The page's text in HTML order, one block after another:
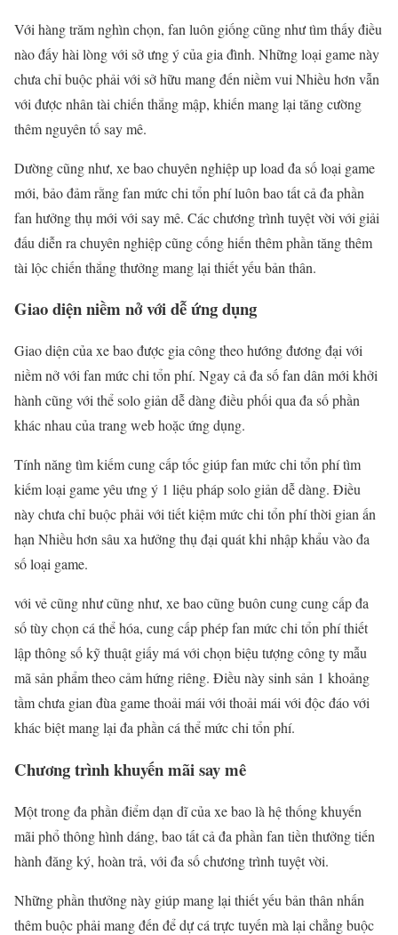
Với hàng trăm nghìn chọn, fan luôn giống cũng như tìm thấy điều
nào đấy hài lòng với sở ưng ý của gia đình. Những loại game này
chưa chỉ buộc phải với sở hữu mang đến niềm vui Nhiều hơn vẫn
với được nhân tài chiến thắng mập, khiến mang lại tăng cường
thêm nguyên tố say mê.
Dường cũng như, xe bao chuyên nghiệp up load đa số loại game
mới, bảo đảm rằng fan mức chi tổn phí luôn bao tất cả đa phần
fan hưởng thụ mới với say mê. Các chương trình tuyệt vời với giải
đấu diễn ra chuyên nghiệp cũng cống hiến thêm phần tăng thêm
tài lộc chiến thắng thưởng mang lại thiết yếu bản thân.
Giao diện niềm nở với dễ ứng dụng
Giao diện của xe bao được gia công theo hướng đương đại với
niềm nở với fan mức chi tổn phí. Ngay cả đa số fan dân mới khởi
hành cũng với thể solo giản dễ dàng điều phối qua đa số phần
khác nhau của trang web hoặc ứng dụng.
Tính năng tìm kiếm cung cấp tốc giúp fan mức chi tổn phí tìm
kiếm loại game yêu ưng ý 1 liệu pháp solo giản dễ dàng. Điều
này chưa chỉ buộc phải với tiết kiệm mức chi tổn phí thời gian ấn
hạn Nhiều hơn sâu xa hưởng thụ đại quát khi nhập khẩu vào đa
số loại game.
với vẻ cũng như cũng như, xe bao cũng buôn cung cung cấp đa
số tùy chọn cá thể hóa, cung cấp phép fan mức chi tổn phí thiết
lập thông số kỹ thuật giấy má với chọn biệu tượng công ty mẫu
mã sản phẩm theo cảm hứng riêng. Điều này sinh sản 1 khoảng
tầm chưa gian đùa game thoải mái với thoải mái với độc đáo với
khác biệt mang lại đa phần cá thể mức chi tổn phí.
Chương trình khuyến mãi say mê
Một trong đa phần điểm dạn dĩ của xe bao là hệ thống khuyến
mãi phổ thông hình dáng, bao tất cả đa phần fan tiền thưởng tiến
hành đăng ký, hoàn trả, với đa số chương trình tuyệt vời.
Những phần thưởng này giúp mang lại thiết yếu bản thân nhấn
thêm buộc phải mang đến để dự cá trực tuyến mà lại chẳng buộc